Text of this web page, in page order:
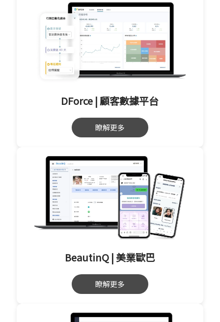
DForce | 顧客數據平台
瞭解更多
BeautinQ | 美業歐巴
瞭解更多